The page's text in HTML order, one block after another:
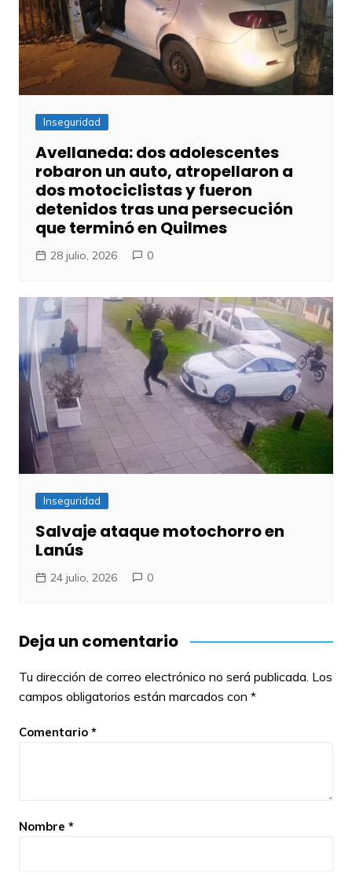
Inseguridad
Avellaneda: dos adolescentes
robaron un auto, atropellaron a
dos motociclistas y fueron
detenidos tras una persecución
que terminó en Quilmes
28 julio, 2026 0
Inseguridad
Salvaje ataque motochorro en
Lanús
24 julio, 2026 0
Deja un comentario
Tu dirección de correo electrónico no será publicada. Los
campos obligatorios están marcados con *
Comentario *
Nombre *